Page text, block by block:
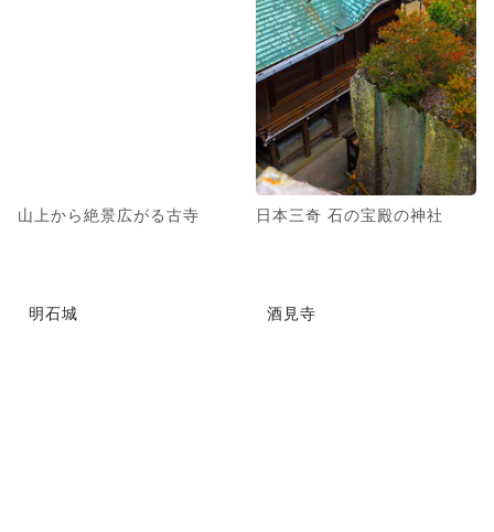
山上から絶景広がる古寺 日本三奇 石の宝殿の神社
明石城 酒見寺